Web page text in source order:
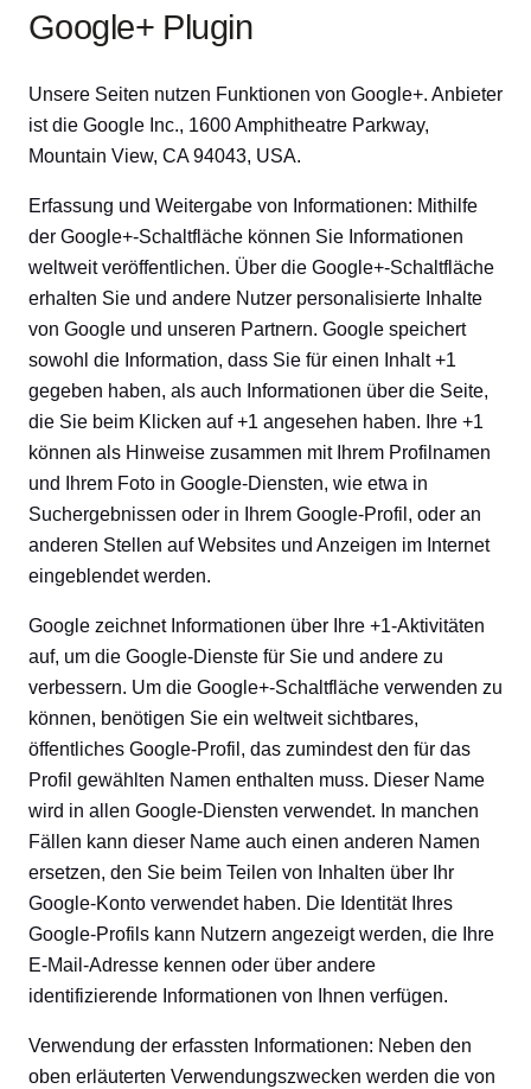
Google+ Plugin
Unsere Seiten nutzen Funktionen von Google+. Anbieter
ist die Google Inc., 1600 Amphitheatre Parkway,
Mountain View, CA 94043, USA.
Erfassung und Weitergabe von Informationen: Mithilfe
der Google+-Schaltfläche können Sie Informationen
weltweit veröffentlichen. Über die Google+-Schaltfläche
erhalten Sie und andere Nutzer personalisierte Inhalte
von Google und unseren Partnern. Google speichert
sowohl die Information, dass Sie für einen Inhalt +1
gegeben haben, als auch Informationen über die Seite,
die Sie beim Klicken auf +1 angesehen haben. Ihre +1
können als Hinweise zusammen mit Ihrem Profilnamen
und Ihrem Foto in Google-Diensten, wie etwa in
Suchergebnissen oder in Ihrem Google-Profil, oder an
anderen Stellen auf Websites und Anzeigen im Internet
eingeblendet werden.
Google zeichnet Informationen über Ihre +1-Aktivitäten
auf, um die Google-Dienste für Sie und andere zu
verbessern. Um die Google+-Schaltfläche verwenden zu
können, benötigen Sie ein weltweit sichtbares,
öffentliches Google-Profil, das zumindest den für das
Profil gewählten Namen enthalten muss. Dieser Name
wird in allen Google-Diensten verwendet. In manchen
Fällen kann dieser Name auch einen anderen Namen
ersetzen, den Sie beim Teilen von Inhalten über Ihr
Google-Konto verwendet haben. Die Identität Ihres
Google-Profils kann Nutzern angezeigt werden, die Ihre
E-Mail-Adresse kennen oder über andere
identifizierende Informationen von Ihnen verfügen.
Verwendung der erfassten Informationen: Neben den
oben erläuterten Verwendungszwecken werden die von